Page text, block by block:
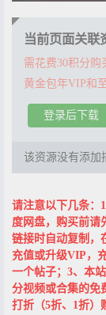
当前页面关联
需花费30积分购
黄金包年VIP和
登录后下载
该资源没有添加
请注意以下几条：
度网盘，购买前请
链接时自动复制，
充值或升级VIP，
一个帖子；3、本
分视频或合集的免
打折（5折、1折）